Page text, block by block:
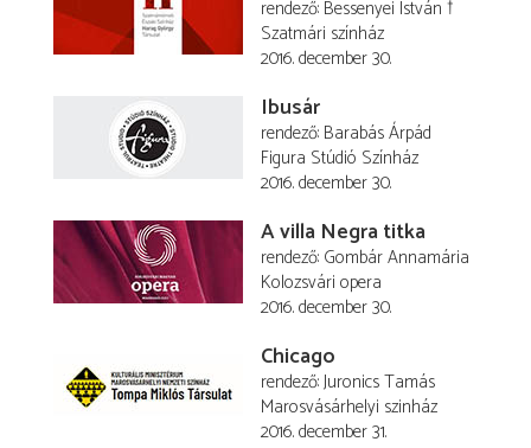
rendező Bessenyei István †
Szatmári színház
2016. december 30.
Ibusár
rendező Barabás Árpád
Figura Stúdió Színház
2016. december 30.
A villa Negra titka
rendező Gombár Annamária
Kolozsvári opera
2016. december 30.
Chicago
rendező Juronics Tamás
Marosvásárhelyi szinház
2016. december 31.